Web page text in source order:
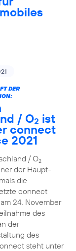
DER
/ O2 ist
connect
2021
/ O2
der Haupt-
die
connect
24. November
des
der
des
steht unter